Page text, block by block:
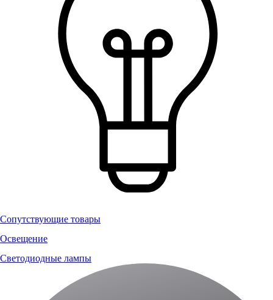
Сопутствующие товары
Освещение
Светодиодные лампы